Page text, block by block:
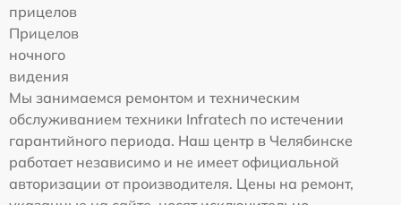
прицелов
Прицелов
ночного
видения
Мы занимаемся ремонтом и техническим
обслуживанием техники Infratech по истечении
гарантийного периода. Наш центр в Челябинске
работает независимо и не имеет официальной
авторизации от производителя. Цены на ремонт,